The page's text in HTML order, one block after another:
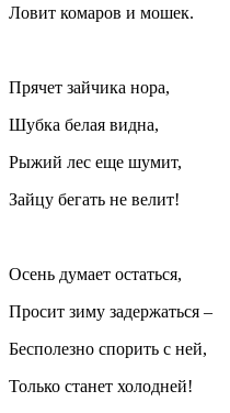
Ловит комаров и мошек.
Прячет зайчика нора,
Шубка белая видна,
Рыжий лес еще шумит,
Зайцу бегать не велит!
Осень думает остаться,
Просит зиму задержаться –
Бесполезно спорить с ней,
Только станет холодней!